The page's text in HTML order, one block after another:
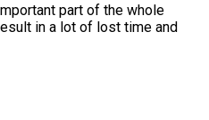
part of the whole
in a lot of lost time and